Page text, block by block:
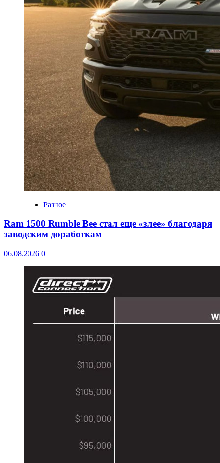
Разное
Ram 1500 Rumble Bee стал еще «злее» благодаря
заводским доработкам
06.08.2026 0